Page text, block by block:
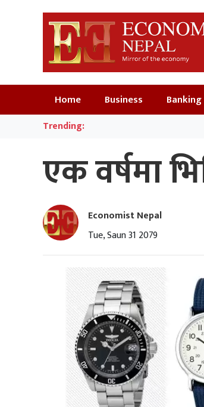
Home Business Banking
Trending:
एक वर्षमा
Economist Nepal
Tue, Saun 31 2079